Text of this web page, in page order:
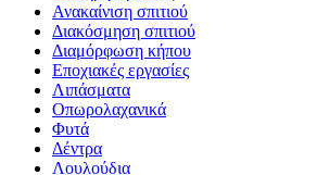
Ανακαίνιση σπιτιού
Διακόσμηση σπιτιού
Διαμόρφωση κήπου
Εποχιακές εργασίες
Λιπάσματα
Οπωρολαχανικά
Φυτά
Δέντρα
Λουλούδια